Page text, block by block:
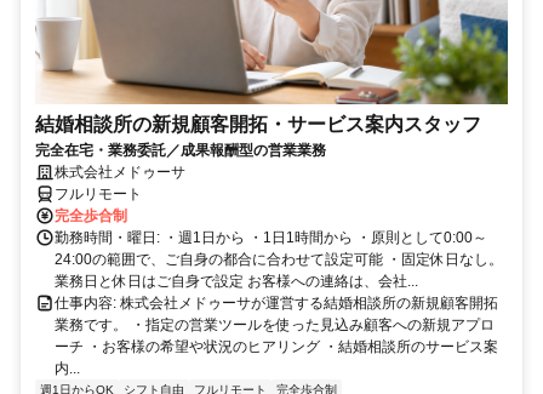
結婚相談所の新規顧客開拓・サービス案内スタッフ
完全在宅・業務委託／成果報酬型の営業業務
株式会社メドゥーサ
フルリモート
完全歩合制
勤務時間・曜日: ・週1日から ・1日1時間から ・原則として0:00～
24:00の範囲で、ご自身の都合に合わせて設定可能 ・固定休日なし。
業務日と休日はご自身で設定 お客様への連絡は、会社...
仕事内容: 株式会社メドゥーサが運営する結婚相談所の新規顧客開拓
業務です。 ・指定の営業ツールを使った見込み顧客への新規アプロ
ーチ ・お客様の希望や状況のヒアリング ・結婚相談所のサービス案
内...
週1日からOK シフト自由 フルリモート 完全歩合制